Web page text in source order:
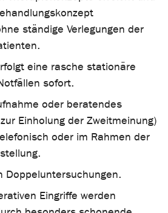
ständige Verlegungen der
eine rasche stationäre
sofort.
oder beratendes
Einholung der Zweitmeinung)
oder im Rahmen der
Doppeluntersuchungen.
Eingriffe werden